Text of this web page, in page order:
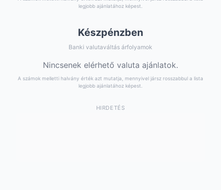
legjobb ajánlatához képest.
Készpénzben
Banki valutaváltás árfolyamok
Nincsenek elérhető valuta ajánlatok.
A számok melletti halvány érték azt mutatja, mennyivel jársz rosszabbul a lista
legjobb ajánlatához képest.
HIRDETÉS